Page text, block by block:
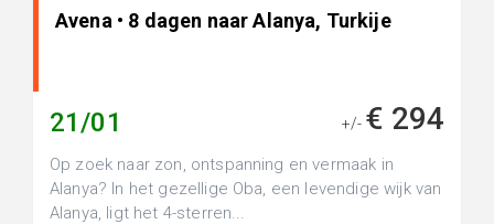
Avena • 8 dagen naar Alanya, Turkije
21/01 +/- € 294
Op zoek naar zon, ontspanning en vermaak in
Alanya? In het gezellige Oba, een levendige wijk van
Alanya, ligt het 4-sterren...